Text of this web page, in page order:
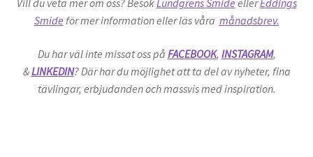
Vill du veta mer om oss? BesökLundgrens Smide ellerEddings
Smide för mer information eller läs våra månadsbrev.
Du har väl inte missat oss på FACEBOOK, INSTAGRAM,
&LINKEDIN? Där har du möjlighet att ta del av nyheter, fina
tävlingar, erbjudanden och massvis med inspiration.